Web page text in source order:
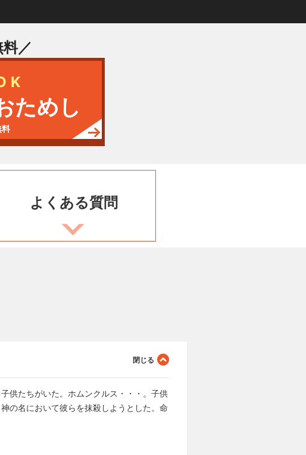
／
ためし
料
よくある質問
供たちがいた。ホムンクルス・・・。子供
の名において彼らを抹殺しようとした。命